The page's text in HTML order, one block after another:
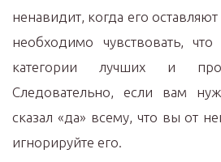
ненавидит, когда его
необходимо чувствовать,
категории лучших и
Следовательно, если вам
сказал «да» всему, что вы от
игнорируйте его.